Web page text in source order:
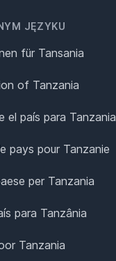
JĘZYKU
für Tansania
of Tanzania
el país para Tanzania
pays pour Tanzanie
per Tanzania
para Tanzânia
Tanzania